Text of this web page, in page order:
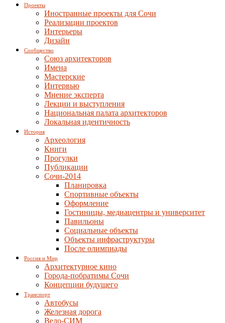
Проекты
Иностранные проекты для Сочи
Реализации проектов
Интерьеры
Дизайн
Сообщество
Союз архитекторов
Имена
Мастерские
Интервью
Мнение эксперта
Лекции и выступления
Национальная палата архитекторов
Локальная идентичность
История
Археология
Книги
Прогулки
Публикации
Сочи-2014
Планировка
Спортивные объекты
Оформление
Гостиницы, медиацентры и университет
Павильоны
Социальные объекты
Объекты инфраструктуры
После олимпиады
Россия и Мир
Архитектурное кино
Города-побратимы Сочи
Концепции будущего
Транспорт
Автобусы
Железная дорога
Вело-СИМ